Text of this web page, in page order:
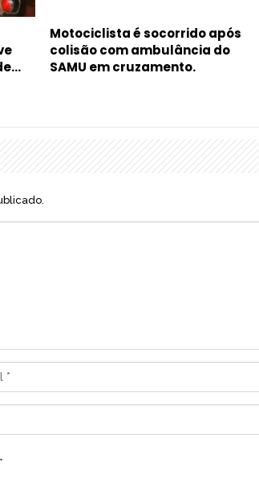
Motociclista é socorrido após
colisão com ambulância do
SAMU em cruzamento.